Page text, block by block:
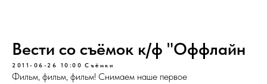
Вести со съёмок к/ф "Оффлайн
2011-06-26 10:00 Съёмки
Фильм, фильм, фильм! Снимаем наше первое